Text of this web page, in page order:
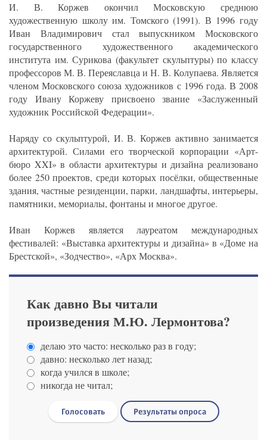
И. В. Коржев окончил Московскую среднюю
художественную школу им. Томского (1991). В 1996 году
Иван Владимирович стал выпускником Московского
государственного художественного академического
института им. Сурикова (факультет скульптуры) по классу
профессоров М. В. Переяславца и Н. В. Колупаева. Является
членом Московского союза художников с 1996 года. В 2008
году Ивану Коржеву присвоено звание «Заслуженный
художник Российской Федерации».
Наряду со скульптурой, И. В. Коржев активно занимается
архитектурой. Силами его творческой корпорации «Арт-
бюро XXI» в области архитектуры и дизайна реализовано
более 250 проектов, среди которых посёлки, общественные
здания, частные резиденции, парки, ландшафты, интерьеры,
памятники, мемориалы, фонтаны и многое другое.
Иван Коржев является лауреатом международных
фестивалей: «Выставка архитектуры и дизайна» в «Доме на
Брестской», «Зодчество», «Арх Москва».
Как давно Вы читали
произведения М.Ю. Лермонтова?
делаю это часто: несколько раз в году;
давно: несколько лет назад;
когда учился в школе;
никогда не читал;
Голосовать Результаты опроса